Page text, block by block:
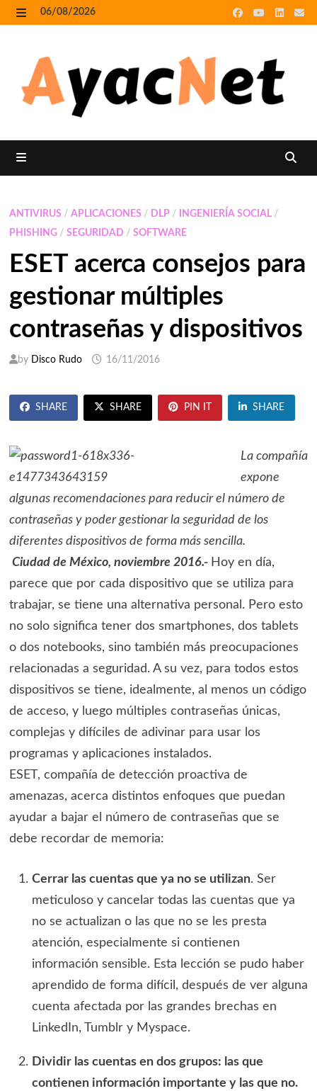
Skip
to
06/08/2026
ANTIVIRUS / APLICACIONES / DLP/ INGENIERÍA SOCIAL/
PHISHING/ SEGURIDAD / SOFTWARE
ESET acerca consejos para
gestionar múltiples
contraseñas y dispositivos
by Disco Rudo 16/11/2016
SHARE SHARE PIN IT SHARE
La compañía
expone
algunas recomendaciones para reducir el número de
contraseñas y poder gestionar la seguridad de los
diferentes dispositivos de forma más sencilla.
Ciudad de México, noviembre 2016.- Hoy en día,
parece que por cada dispositivo que se utiliza para
trabajar, se tiene una alternativa personal. Pero esto
no solo significa tener dos smartphones, dos tablets
o dos notebooks, sino también más preocupaciones
relacionadas a seguridad. A su vez, para todos estos
dispositivos se tiene, idealmente, al menos un código
de acceso, y luego múltiples contraseñas únicas,
complejas y difíciles de adivinar para usar los
programas y aplicaciones instalados.
ESET, compañía de detección proactiva de
amenazas, acerca distintos enfoques que puedan
ayudar a bajar el número de contraseñas que se
debe recordar de memoria:
Cerrar las cuentas que ya no se utilizan. Ser
meticuloso y cancelar todas las cuentas que ya
no se actualizan o las que no se les presta
atención, especialmente si contienen
información sensible. Esta lección se pudo haber
aprendido de forma difícil, después de ver alguna
cuenta afectada por las grandes brechas en
LinkedIn, Tumblr y Myspace.
Dividir las cuentas en dos grupos: las que
contienen información importante y las que no.